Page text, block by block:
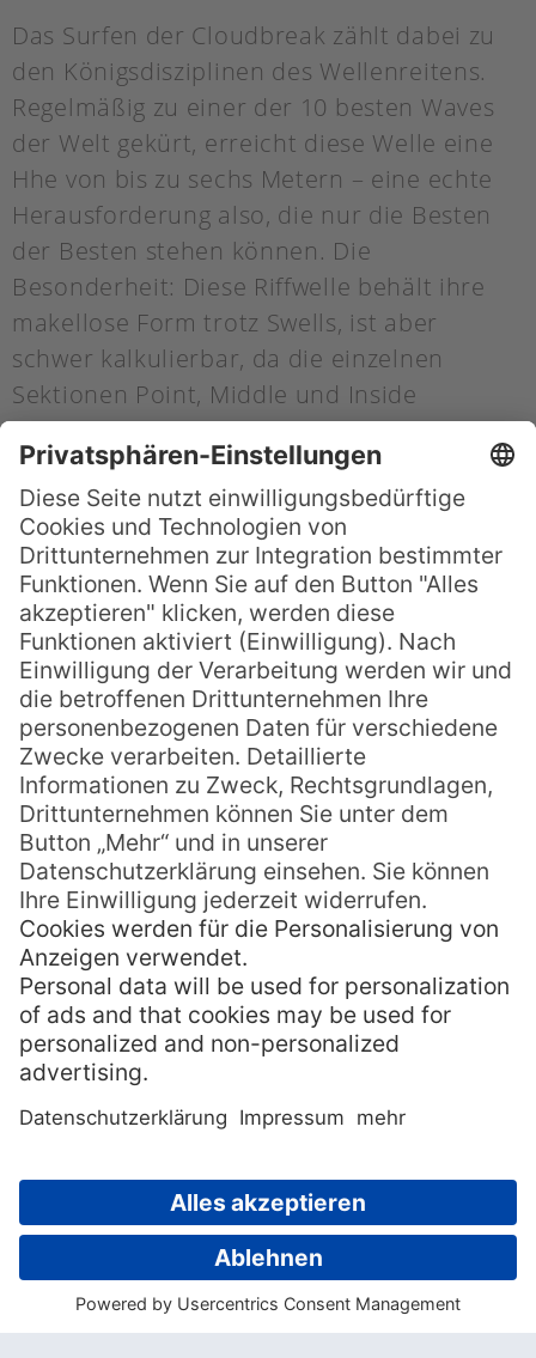
Das Surfen der Cloudbreak zählt dabei zu
den Königsdisziplinen des Wellenreitens.
Regelmäßig zu einer der 10 besten Waves
der Welt gekürt, erreicht diese Welle eine
Hhe von bis zu sechs Metern – eine echte
Herausforderung also, die nur die Besten
der Besten stehen können. Die
Besonderheit: Diese Riffwelle behält ihre
makellose Form trotz Swells, ist aber
schwer kalkulierbar, da die einzelnen
Sektionen Point, Middle und Inside
getrennt voneinander brechen und
unerfahrene Surfer sich dabei schon mal
verletzen können.Daher ist die Cloudbreak
auch nur etwas für erfahrene Big Wave
Surfer.
Die beste Jahreszeit um die Cloudbreak zu
erleben – ob mitten drin oder als
Zuschauer vom Boot aus – ist zwischen
April und Oktober. Die Swells sind aber
ganzjährig surfbar.
Die idealen Surfbasen sind die kleinen
Inseln Tavarua und Namotu
Jahr über Surferinnen und Surfer ihre Lager
aufschlagen, sich austauschen und
gemeinsam surfen gehen. Auf jeder dieser
beiden Inseln gibt es je ein gemütliches
Resort, das sich ganz auf die Bedürfnisse
von Surfern eingestellt hat.
DasTavarua Island Resort, wo jährlich
ausgetragen werden, bietet beispielsweise
einen Pool, einen Spa und diverse Workout-
Geräte an, sodass man sich nach dem
Surfen wunderbar regenerieren und vor
dem Surfen aufwärmen kann. Außerdem